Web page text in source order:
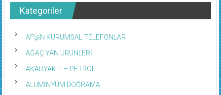
Kategoriler
AFŞİN KURUMSAL TELEFONLAR
AĞAÇ YAN ÜRÜNLERİ
AKARYAKIT – PETROL
ALÜMİNYUM DOĞRAMA